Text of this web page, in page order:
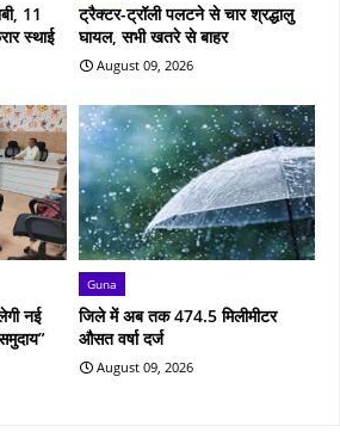
11
स्थाई
ट्रैक्टर-ट्रॉली पलटने से चार श्रद्धालु
घायल, सभी खतरे से बाहर
August 09, 2026
नई
Guna
जिले में अब तक 474.5 मिलीमीटर
औसत वर्षा दर्ज
August 09, 2026